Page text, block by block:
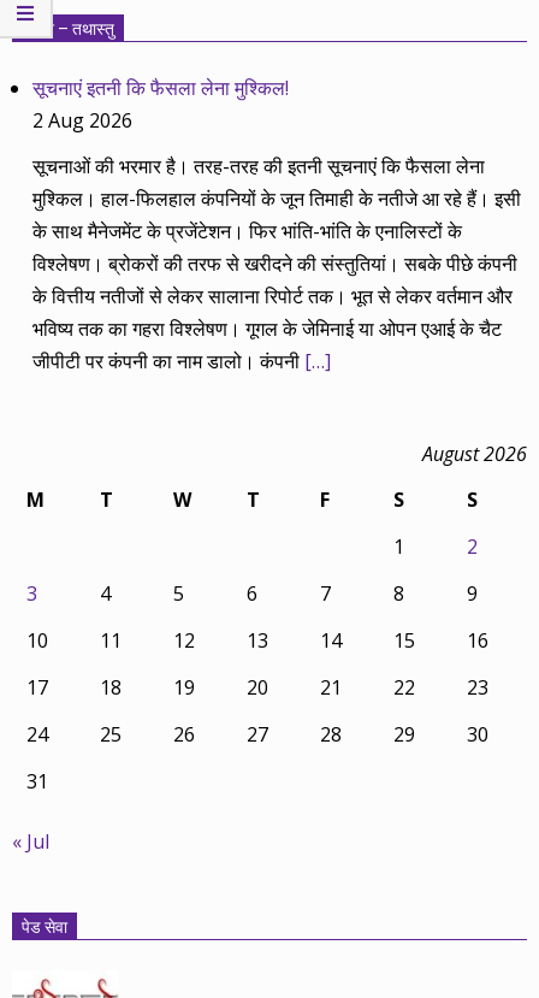
निवेश – तथास्तु
सूचनाएं इतनी कि फैसला लेना मुश्किल!
2 Aug 2026
सूचनाओं की भरमार है। तरह-तरह की इतनी सूचनाएं कि फैसला लेना
मुश्किल। हाल-फिलहाल कंपनियों के जून तिमाही के नतीजे आ रहे हैं। इसी
के साथ मैनेजमेंट के प्रजेंटेशन। फिर भांति-भांति के एनालिस्टों के
विश्लेषण। ब्रोकरों की तरफ से खरीदने की संस्तुतियां। सबके पीछे कंपनी
के वित्तीय नतीजों से लेकर सालाना रिपोर्ट तक। भूत से लेकर वर्तमान और
भविष्य तक का गहरा विश्लेषण। गूगल के जेमिनाई या ओपन एआई के चैट
जीपीटी पर कंपनी का नाम डालो। कंपनी […]
August 2026
M
T W T F S
S
1
2
3
4 5 6 7 8
9
10
11 12 13 14 15
16
17
18 19 20 21 22
23
24
25 26 27 28 29
30
31
« Jul
पेड सेवा